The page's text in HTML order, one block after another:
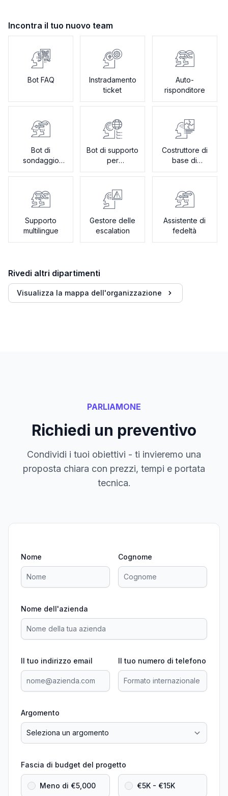
Incontra il tuo nuovo team
Bot FAQ
Instradamento
ticket
Auto-
risponditore
Bot di
sondaggio
sulla
Bot di supporto
per
l'onboarding
Costruttore di
base di
conoscenza
Supporto
multilingue
Gestore delle
escalation
Assistente di
fedeltà
Rivedi altri dipartimenti
Visualizza la mappa dell'organizzazione
PARLIAMONE
Richiedi un preventivo
Condividi i tuoi obiettivi - ti invieremo una
proposta chiara con prezzi, tempi e portata
tecnica.
Nome Cognome
Nome dell'azienda
Il tuo indirizzo email Il tuo numero di telefono
Argomento
Fascia di budget del progetto
Meno di €5,000 €5K - €15K